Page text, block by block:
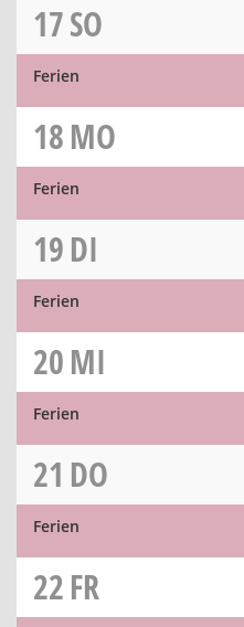
17SO
Ferien
18MO
Ferien
19DI
Ferien
20MI
Ferien
21 DO
Ferien
22FR